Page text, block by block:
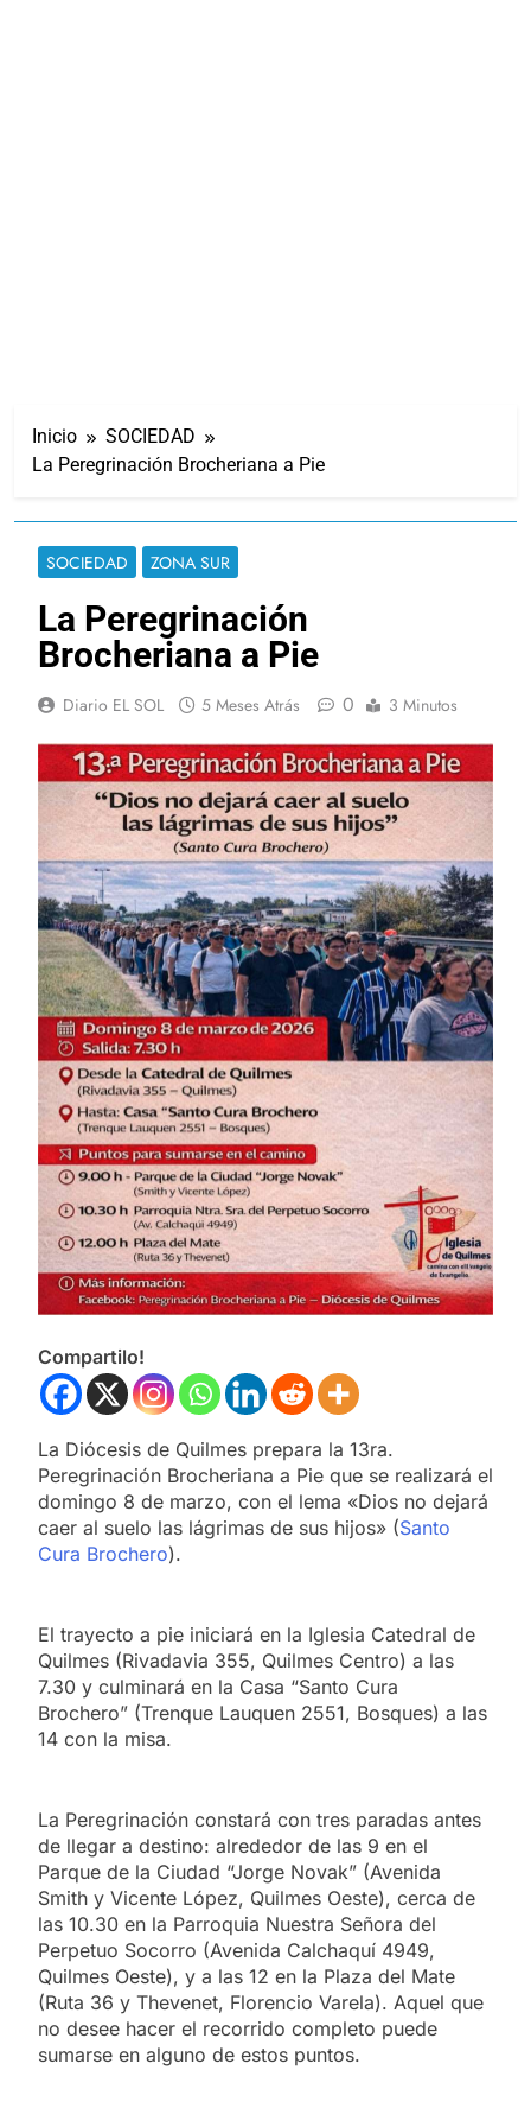
Inicio
SOCIEDAD
La Peregrinación Brocheriana a Pie
SOCIEDAD ZONA SUR
La Peregrinación
Brocheriana a Pie
Diario EL SOL 5 Meses Atrás 0 3 Minutos
Compartilo!
La Diócesis de Quilmes prepara la 13ra.
Peregrinación Brocheriana a Pie que se realizará el
domingo 8 de marzo, con el lema «Dios no dejará
caer al suelo las lágrimas de sus hijos» (Santo
Cura Brochero).
El trayecto a pie iniciará en la Iglesia Catedral de
Quilmes (Rivadavia 355, Quilmes Centro) a las
7.30 y culminará en la Casa “Santo Cura
Brochero” (Trenque Lauquen 2551, Bosques) a las
14 con la misa.
La Peregrinación constará con tres paradas antes
de llegar a destino: alrededor de las 9 en el
Parque de la Ciudad “Jorge Novak” (Avenida
Smith y Vicente López, Quilmes Oeste), cerca de
las 10.30 en la Parroquia Nuestra Señora del
Perpetuo Socorro (Avenida Calchaquí 4949,
Quilmes Oeste), y a las 12 en la Plaza del Mate
(Ruta 36 y Thevenet, Florencio Varela). Aquel que
no desee hacer el recorrido completo puede
sumarse en alguno de estos puntos.